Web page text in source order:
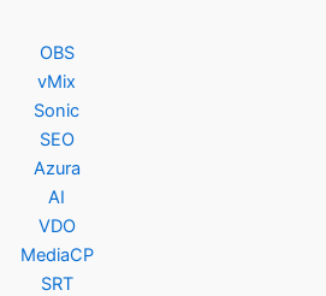
OBS
vMix
Sonic
SEO
Azura
AI
VDO
MediaCP
SRT